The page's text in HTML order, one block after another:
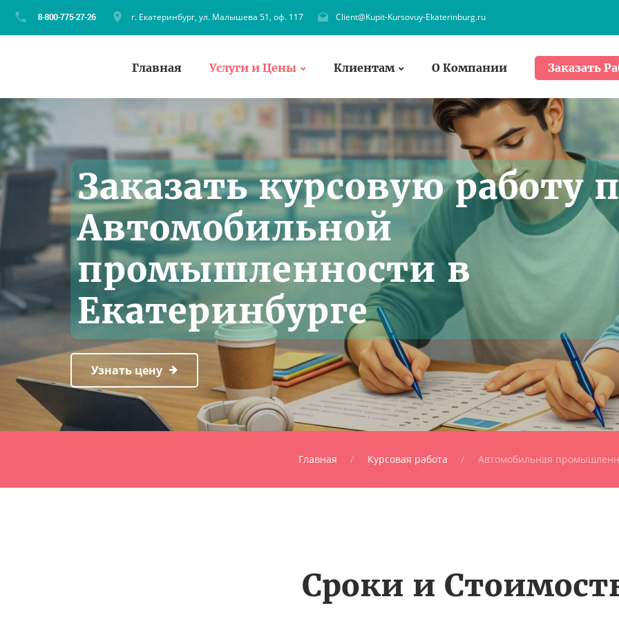
г. Екатеринбург, ул. Малышева 51, оф. 117 Client@Kupit-Kursovuy-Ekaterinburg.ru
Главная Услуги и Цены Клиентам О Компании Заказать
Заказать курсовую работу
Автомобильной
промышленности в
Екатеринбурге
Узнать цену
Главная Курсовая работа Автомобильная
Сроки и